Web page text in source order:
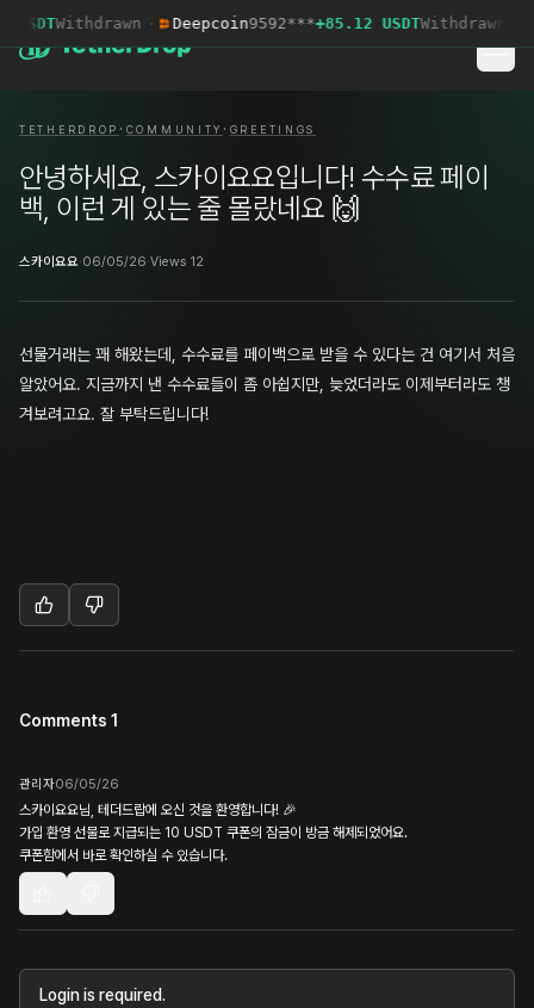
Withdrawn · Deepcoin9592***+85.12 USDTWithdrawn
TETHERDROP · COMMUNITY · GREETINGS
안녕하세요, 스카이요요입니다! 수수료 페이
백, 이런 게 있는 줄 몰랐네요 🙌
스카이요요·06/05/26·Views 12
선물거래는 꽤 해왔는데, 수수료를 페이백으로 받을 수 있다는 건 여기서 처음
알았어요. 지금까지 낸 수수료들이 좀 아쉽지만, 늦었더라도 이제부터라도 챙
겨보려고요. 잘 부탁드립니다!
Comments 1
관리자06/05/26
스카이요요님, 테더드랍에 오신 것을 환영합니다! 🎉
가입 환영 선물로 지급되는 10 USDT 쿠폰의 잠금이 방금 해제되었어요.
쿠폰함에서 바로 확인하실 수 있습니다.
Login is required.